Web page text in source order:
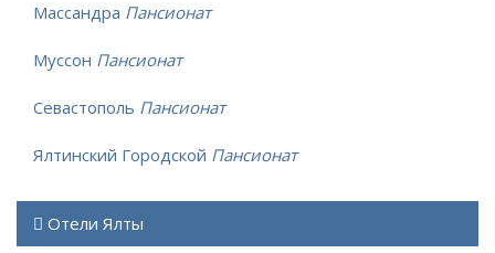
Массандра Пансионат
Муссон Пансионат
Севастополь Пансионат
Ялтинский Городской Пансионат
Отели Ялты